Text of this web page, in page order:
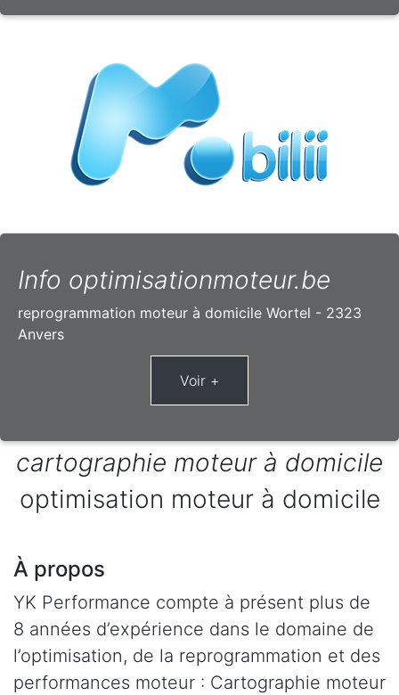
Info optimisationmoteur.be
reprogrammation moteur à domicile Wortel - 2323
Anvers
cartographie moteur à domicile
optimisation moteur à domicile
À propos
YK Performance compte à présent plus de
8 années d’expérience dans le domaine de
l’optimisation, de la reprogrammation et des
performances moteur : Cartographie moteur